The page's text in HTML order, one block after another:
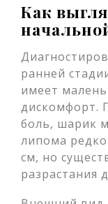
Как
ранней
имеет
дискомфорт.
боль, шарик
липома
см, но
разрастания